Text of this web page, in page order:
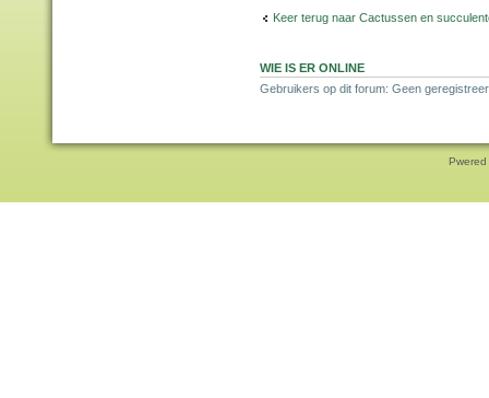
Keer terug naar Cactussen en
WIE IS ER ONLINE
Gebruikers op dit forum: Geen